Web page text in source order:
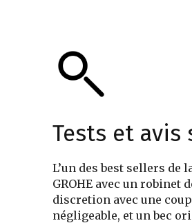
Tests et avis
L’un des best sellers
GROHE avec un robinet
discretion avec une
négligeable, et un bec